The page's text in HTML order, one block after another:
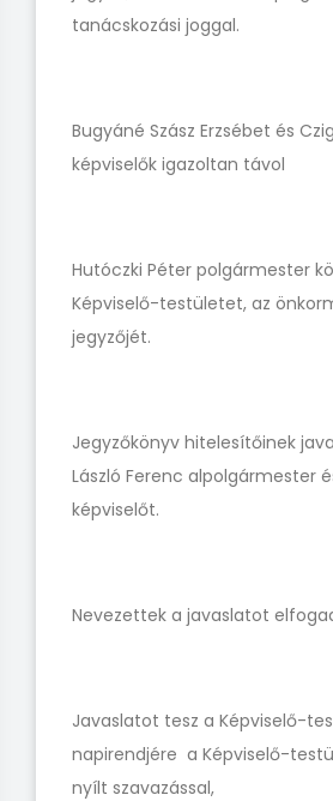
tanácskozási joggal.
Bugyáné Szász Erzsébet és
képviselők igazoltan távol
Hutóczki Péter polgármester
Képviselő-testületet, az
jegyzőjét.
Jegyzőkönyv hitelesítőinek
László Ferenc alpolgármester
képviselőt.
Nevezettek a javaslatot
Javaslatot tesz a Képviselő-
napirendjére a Képviselő-
nyílt szavazással,